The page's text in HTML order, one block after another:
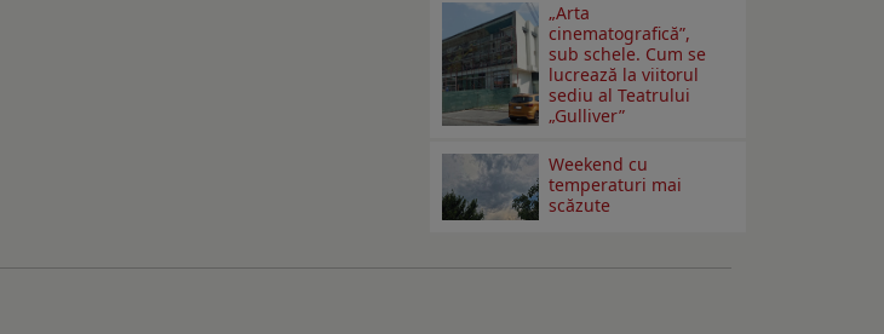
„Arta
cinematografică”,
sub schele. Cum se
lucrează la viitorul
sediu al Teatrului
„Gulliver”
Weekend cu
temperaturi mai
scăzute